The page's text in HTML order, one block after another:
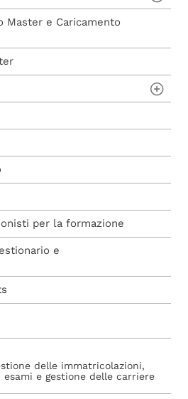
a seguito di
diretta
Master e Caricamento
per la formazione
e
delle immatricolazioni,
esami e gestione delle carriere